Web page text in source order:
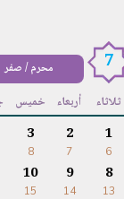
7 محرم / صفر
ثلاثاء أربعاء خميس
1
6
2
7
3
8
8
13
9
14
10
15